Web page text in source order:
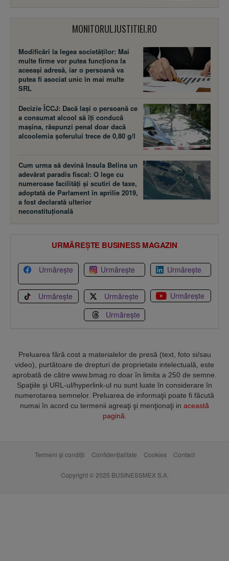
MONITORULJUSTITIEI.RO
Modificări la legea societăţilor: Mai
multe firme vor putea funcţiona la
aceeaşi adresă, iar o persoană va
putea fi asociat unic în mai multe
SRL
Decizie ÎCCJ: Dacă laşi o persoană ce
a consumat alcool să îţi conducă
maşina, răspunzi penal doar dacă
alcoolemia şoferului trece de 0,80 g/l
Cum urma să devină Insula Belina un
adevărat paradis fiscal: O lege cu
numeroase facilităţi şi scutiri de taxe,
adoptată de Parlament în aprilie 2019,
a fost declarată ulterior
neconstituţională
URMĂREȘTE BUSINESS MAGAZIN
Urmărește Urmărește Urmărește
Urmărește Urmărește
Urmărește
Urmărește
Preluarea fără cost a materialelor de presă (text, foto si/sau
video), purtătoare de drepturi de proprietate intelectuală, este
aprobată de către www.bmag.ro doar în limita a 250 de semne.
Spaţiile şi URL-ul/hyperlink-ul nu sunt luate în considerare în
numerotarea semnelor. Preluarea de informaţii poate fi făcută
numai în acord cu termenii agreaţi şi menţionaţi in această
pagină.
Termeni și condiții Confidențialitate Cookies Contact
Copyright © 2025 BUSINESSMEX S.A.